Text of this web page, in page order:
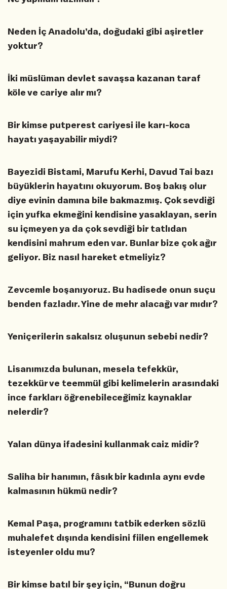
Neden İç Anadolu’da, doğudaki gibi aşiretler
yoktur?
İki müslüman devlet savaşsa kazanan taraf
köle ve cariye alır mı?
Bir kimse putperest cariyesi ile karı-koca
hayatı yaşayabilir miydi?
Bayezidi Bistami, Marufu Kerhi, Davud Tai bazı
büyüklerin hayatını okuyorum. Boş bakış olur
diye evinin damına bile bakmazmış. Çok sevdiği
için yufka ekmeğini kendisine yasaklayan, serin
su içmeyen ya da çok sevdiği bir tatlıdan
kendisini mahrum eden var. Bunlar bize çok ağır
geliyor. Biz nasıl hareket etmeliyiz?
Zevcemle boşanıyoruz. Bu hadisede onun suçu
benden fazladır. Yine de mehr alacağı var mıdır?
Yeniçerilerin sakalsız oluşunun sebebi nedir?
Lisanımızda bulunan, mesela tefekkür,
tezekkür ve teemmül gibi kelimelerin arasındaki
ince farkları öğrenebileceğimiz kaynaklar
nelerdir?
Yalan dünya ifadesini kullanmak caiz midir?
Saliha bir hanımın, fâsık bir kadınla aynı evde
kalmasının hükmü nedir?
Kemal Paşa, programını tatbik ederken sözlü
muhalefet dışında kendisini fiilen engellemek
isteyenler oldu mu?
Bir kimse batıl bir şey için, “Bunun doğru